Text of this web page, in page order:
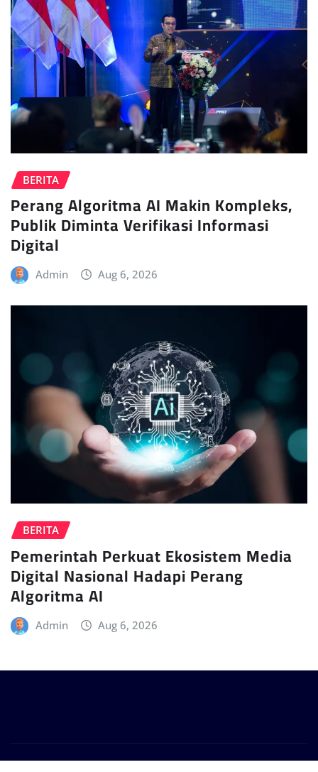
BERITA
Perang Algoritma AI Makin Kompleks,
Publik Diminta Verifikasi Informasi
Digital
Admin Aug 6, 2026
BERITA
Pemerintah Perkuat Ekosistem Media
Digital Nasional Hadapi Perang
Algoritma AI
Admin Aug 6, 2026